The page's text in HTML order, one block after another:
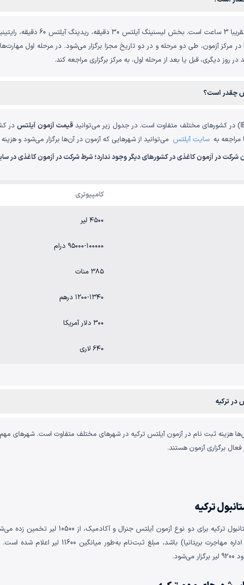
چقدر است؟
قیمت آزمون آیلتس در
مراجعه به سایت آیلتس می‌توانید از شهرهایی که آزمون در آن‌ها برگزار می‌شود و
شرکت در آزمون کاغذی در کشورهای دیگر وجود ندارد؛ شرط شرکت در آزمون کاغذی در
کامپیوتری
۴۵۰۰ لیر
۹۵۰۰۰-۱۰۰۰۰۰ درام
۳۸۵ منات
۱۲۰۰-۱۳۴۰ درهم
۳۰۰ دلار آمریکا
۶۴۰ لاری
در ترکیه
هزینه ثبت نام در آزمون آیلتس ترکیه در شهرهای مختلف متفاوت است. شهرهای مهم
فعال برگزاری آزمون هستند.
ترکیه